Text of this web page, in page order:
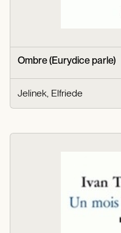
Ombre (Eurydice parle)
Jelinek, Elfriede